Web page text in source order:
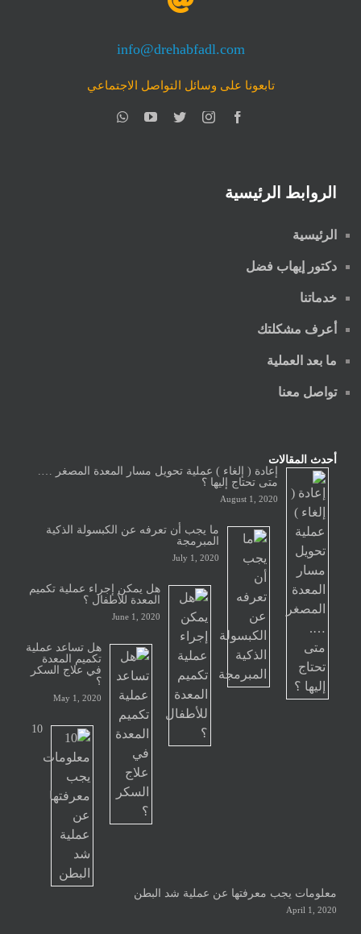
info@drehabfadl.com
تابعونا على وسائل التواصل الاجتماعي
الروابط الرئيسية
الرئيسية
دكتور إيهاب فضل
خدماتنا
أعرف مشكلتك
ما بعد العملية
تواصل معنا
أحدث المقالات
إعادة ( إلغاء ) عملية تحويل مسار المعدة المصغر ….
متى تحتاج إليها ؟
August 1, 2020
ما يجب أن تعرفه عن الكبسولة الذكية
المبرمجة
July 1, 2020
هل يمكن إجراء عملية تكميم
المعدة للأطفال ؟
June 1, 2020
هل تساعد عملية
تكميم المعدة
في علاج السكر
؟
May 1, 2020
10
معلومات يجب معرفتها عن عملية شد البطن
April 1, 2020